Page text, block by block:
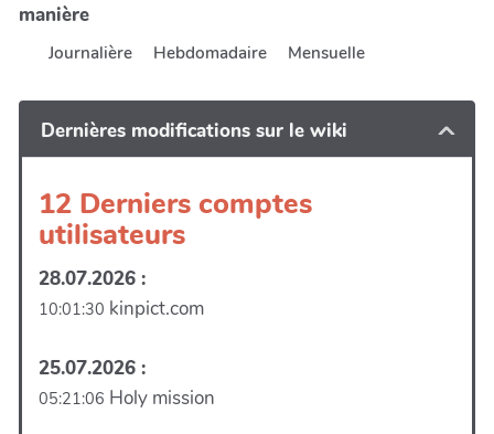
manière
Journalière Hebdomadaire Mensuelle
Dernières modifications sur le wiki
12 Derniers comptes
utilisateurs
28.07.2026 :
10:01:30 kinpict.com
25.07.2026 :
05:21:06 Holy mission